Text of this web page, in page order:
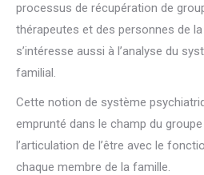
processus de récupération de
thérapeutes et des personnes de
s’intéresse aussi à l’analyse du
familial.
Cette notion de système
emprunté dans le champ du
l’articulation de l’être avec le
chaque membre de la famille.